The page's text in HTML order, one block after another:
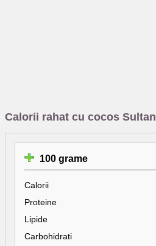
Calorii rahat cu cocos Sultan
100 grame
Calorii
Proteine
Lipide
Carbohidrati